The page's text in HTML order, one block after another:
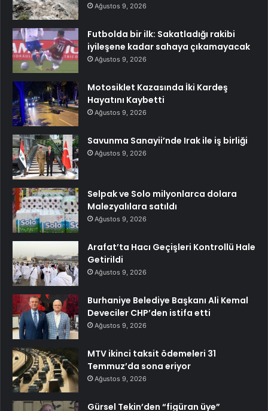
Ağustos 9, 2026
Futbolda bir ilk: Sakatladığı rakibi
iyileşene kadar sahaya çıkamayacak
Ağustos 9, 2026
Motosiklet Kazasında İki Kardeş
Hayatını Kaybetti
Ağustos 9, 2026
Savunma Sanayii’nde Irak ile iş birliği
Ağustos 9, 2026
Selpak ve Solo milyonlarca dolara
Malezyalılara satıldı
Ağustos 9, 2026
Arafat’ta Hacı Geçişleri Kontrollü Hale
Getirildi
Ağustos 9, 2026
Burhaniye Belediye Başkanı Ali Kemal
Deveciler CHP’den istifa etti
Ağustos 9, 2026
MTV ikinci taksit ödemeleri 31
Temmuz’da sona eriyor
Ağustos 9, 2026
Gürsel Tekin’den “figüran üye”